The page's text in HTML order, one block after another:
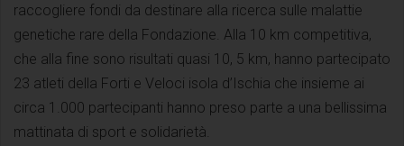
raccogliere fondi da destinare alla ricerca sulle malattie
genetiche rare della Fondazione. Alla 10 km competitiva,
che alla fine sono risultati quasi 10, 5 km, hanno partecipato
23 atleti della Forti e Veloci isola d’Ischia che insieme ai
circa 1.000 partecipanti hanno preso parte a una bellissima
mattinata di sport e solidarietà.